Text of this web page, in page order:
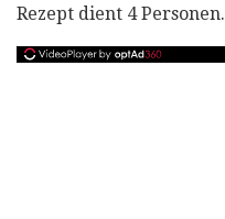
Rezept dient 4 Personen.